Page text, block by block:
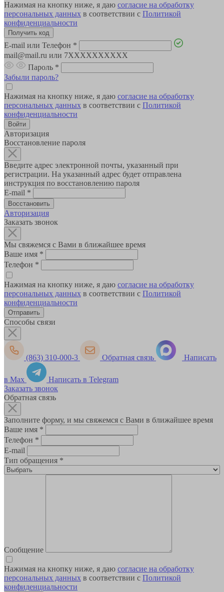
Нажимая на кнопку ниже, я даю согласие на обработку
персональных данных в соответствии с Политикой
конфиденциальности
E-mail или Телефон *
mail@mail.ru или 7XXXXXXXXXX
Пароль *
Забыли пароль?
Нажимая на кнопку ниже, я даю согласие на обработку
персональных данных в соответствии с Политикой
конфиденциальности
Авторизация
Восстановление пароля
Введите адрес электронной почты, указанный при
регистрации. На указанный адрес будет отправлена
инструкция по восстановлению пароля
E-mail *
Авторизация
Заказать звонок
Мы свяжемся с Вами в ближайшее время
Ваше имя *
Телефон *
Нажимая на кнопку ниже, я даю согласие на обработку
персональных данных в соответствии с Политикой
конфиденциальности
Способы связи
(863) 310-000-3 Обратная связь Написать
в Max
Написать в Telegram
Заказать звонок
Обратная связь
Заполните форму, и мы свяжемся с Вами в ближайшее время
Ваше имя *
Телефон *
E-mail
Тип обращения *
Сообщение
Нажимая на кнопку ниже, я даю согласие на обработку
персональных данных в соответствии с Политикой
конфиденциальности